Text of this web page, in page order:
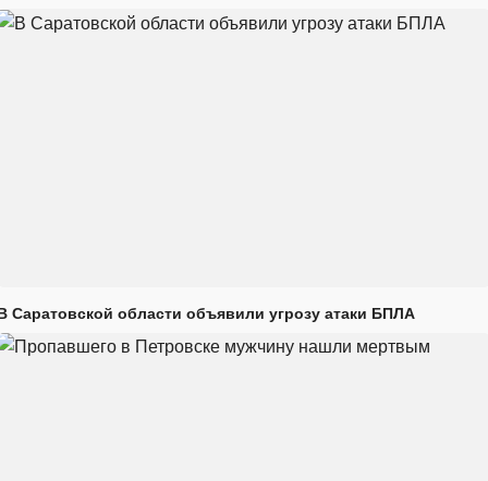
Саратовской области объявили угрозу атаки БПЛА